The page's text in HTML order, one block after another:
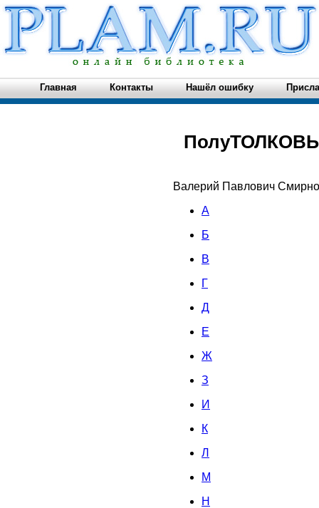
Главная Контакты Нашёл ошибку
Валерий Павлович
A
Б
В
Г
Д
Е
Ж
З
И
К
Л
M
H